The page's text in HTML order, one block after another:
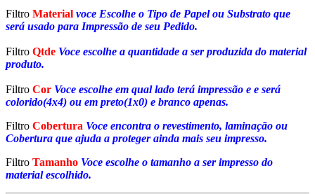
Filtro Material voce Escolhe o Tipo de Papel ou Substrato que
será usado para Impressão de seu Pedido.
Filtro Qtde Voce escolhe a quantidade a ser produzida do material
produto.
Filtro Cor Voce escolhe em qual lado terá impressão e e será
colorido(4x4) ou em preto(1x0) e branco apenas.
Filtro Cobertura Voce encontra o revestimento, laminação ou
Cobertura que ajuda a proteger ainda mais seu impresso.
Filtro Tamanho Voce escolhe o tamanho a ser impresso do
material escolhido.